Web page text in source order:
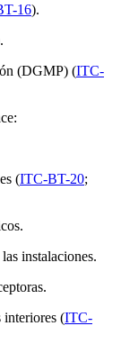
16).
(DGMP) (ITC-
(ITC-BT-20;
instalaciones.
interiores (ITC-